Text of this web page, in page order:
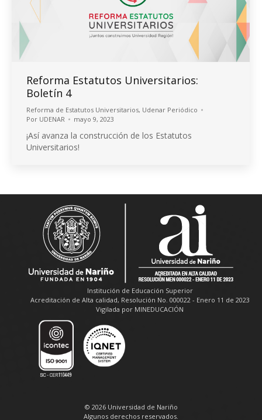
Reforma Estatutos Universitarios:
Boletín 4
Reforma de Estatutos Universitarios, Udenar Periódico
Por UDENAR mayo 9, 2023
¡Así avanza la construcción de los Estatutos
Universitarios!
Institución de Educación Superior
Acreditación de Alta calidad, Resolución No. 000022 - Enero 11 de 2023
Vigilada por MINEDUCACIÓN
© 2026 Universidad de Nariño
Algunos derechos reservados.